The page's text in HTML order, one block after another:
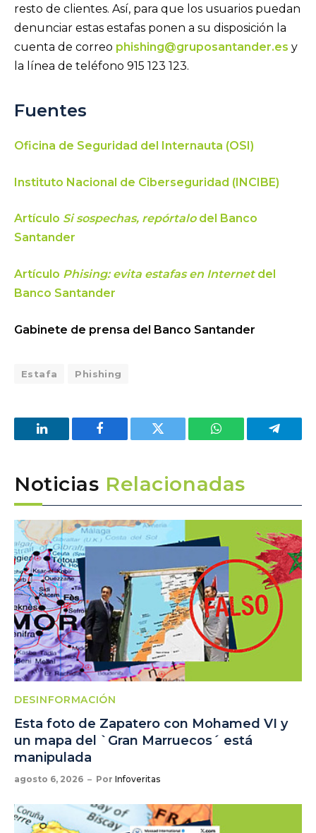
resto de clientes. Así, para que los usuarios puedan
denunciar estas estafas ponen a su disposición la
cuenta de correo phishing@gruposantander.es y
la línea de teléfono 915 123 123.
Fuentes
Oficina de Seguridad del Internauta (OSI)
Instituto Nacional de Ciberseguridad (INCIBE)
Artículo Si sospechas, repórtalodel Banco
Santander
Artículo Phising: evita estafas en Internetdel
Banco Santander
Gabinete de prensa del Banco Santander
Estafa Phishing
LinkedIn Facebook Twitter WhatsApp
Noticias Relacionadas
DESINFORMACIÓN
Esta foto de Zapatero con Mohamed VI y
un mapa del `Gran Marruecos´ está
manipulada
agosto 6, 2026 Por Infoveritas